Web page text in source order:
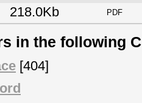
218.0Kb PDF
in the following
[404]